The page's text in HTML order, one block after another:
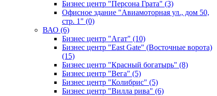
Бизнес центр "Персона Грата" (3)
Офисное здание "Авиамоторная ул., дом 50,
стр. 1" (0)
ВАО (6)
Бизнес центр "Агат" (10)
Бизнес центр "East Gate" (Восточные ворота)
(15)
Бизнес центр "Красный богатырь" (8)
Бизнес центр "Вега" (5)
Бизнес центр "Колибрис" (5)
Бизнес центр "Вилла рива" (6)